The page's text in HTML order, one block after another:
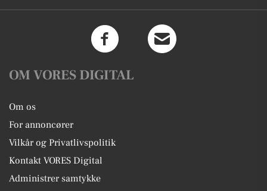
OM VORES DIGITAL
Om os
For annoncører
Vilkår og Privatlivspolitik
Kontakt VORES Digital
Administrer samtykke